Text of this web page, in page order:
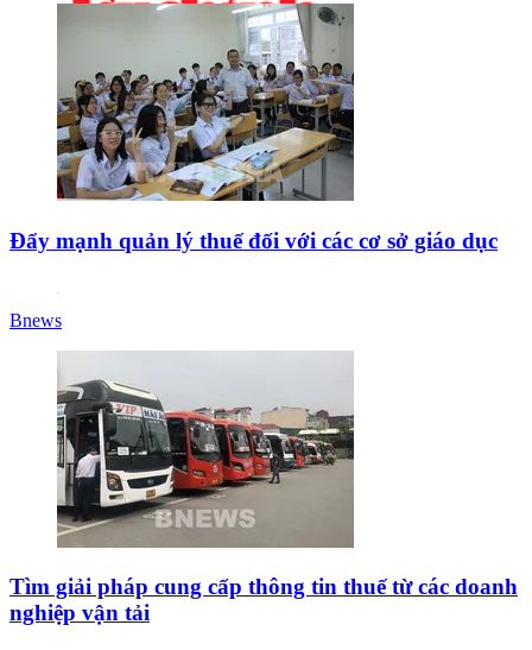
Đẩy mạnh quản lý thuế đối với các cơ sở giáo dục
Bnews
Tìm giải pháp cung cấp thông tin thuế từ các doanh
nghiệp vận tải